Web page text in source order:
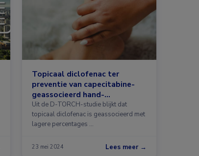
Topicaal diclofenac ter
preventie van capecitabine-
geassocieerd hand-
voetsyndroom
Uit de D-TORCH-studie blijkt dat
topicaal diclofenac is geassocieerd met
lagere percentages …
23 mei 2024 Lees meer →